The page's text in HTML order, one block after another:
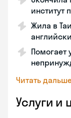
институт
Жила в
Помогает
Читать
Услуги и